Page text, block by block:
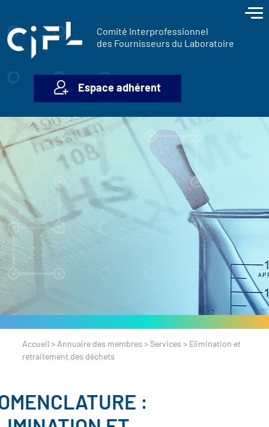
Comité Interprofessionnel
des Fournisseurs du Laboratoire
Espace adhérent
Accueil > Annuaire des membres > Services > Elimination et
retraitement des déchets
: